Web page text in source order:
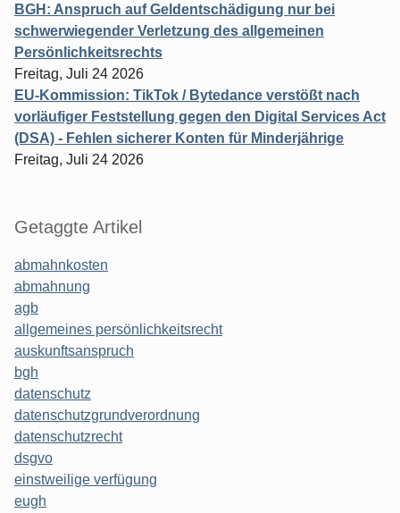
BGH: Anspruch auf Geldentschädigung nur bei
schwerwiegender Verletzung des allgemeinen
Persönlichkeitsrechts
Freitag, Juli 24 2026
EU-Kommission: TikTok / Bytedance verstößt nach
vorläufiger Feststellung gegen den Digital Services Act
(DSA) - Fehlen sicherer Konten für Minderjährige
Freitag, Juli 24 2026
Getaggte Artikel
abmahnkosten
abmahnung
agb
allgemeines persönlichkeitsrecht
auskunftsanspruch
bgh
datenschutz
datenschutzgrundverordnung
datenschutzrecht
dsgvo
einstweilige verfügung
eugh